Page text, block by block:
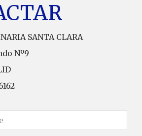
SANTA CLARA
Nº9